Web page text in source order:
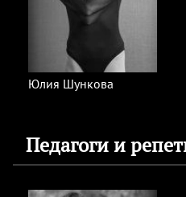
Юлия Шункова
Педагоги и